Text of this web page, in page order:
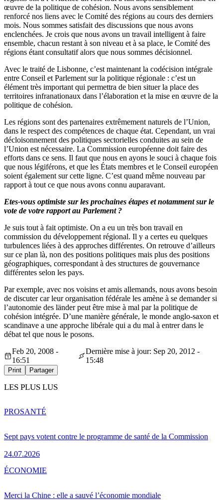
œuvre de la politique de cohésion. Nous avons sensiblement
renforcé nos liens avec le Comité des régions au cours des derniers
mois. Nous sommes satisfait des discussions que nous avons
enclenchées. Je crois que nous avons un travail intelligent à faire
ensemble, chacun restant à son niveau et à sa place, le Comité des
régions étant consultatif alors que nous sommes décisionnel.
Avec le traité de Lisbonne, c’est maintenant la codécision intégrale
entre Conseil et Parlement sur la politique régionale : c’est un
élément très important qui permettra de bien situer la place des
territoires infranationaux dans l’élaboration et la mise en œuvre de la
politique de cohésion.
Les régions sont des partenaires extrêmement naturels de l’Union,
dans le respect des compétences de chaque état. Cependant, un vrai
décloisonnement des politiques sectorielles conduites au sein de
l’Union est nécessaire. La Commission européenne doit faire des
efforts dans ce sens. Il faut que nous en ayons le souci à chaque fois
que nous légiférons, et que les États membres et le Conseil européen
soient également sur cette ligne. C’est quand même nouveau par
rapport à tout ce que nous avons connu auparavant.
Etes-vous optimiste sur les prochaines étapes et notamment sur le
vote de votre rapport au Parlement ?
Je suis tout à fait optimiste. On a eu un très bon travail en
commission du développement régional. Il y a certes eu quelques
turbulences liées à des approches différentes. On retrouve d’ailleurs
sur ce plan là, non des positions politiques mais plus des positions
géographiques, correspondant à des structures de gouvernance
différentes selon les pays.
Par exemple, avec nos voisins et amis allemands, nous avons besoin
de discuter car leur organisation fédérale les amène à se demander si
l’autonomie des länder peut être mise à mal par la politique de
cohésion intégrée. D’une manière générale, le monde anglo-saxon et
scandinave a une approche libérale qui a du mal à entrer dans le
débat tel que nous le posons.
Feb 20, 2008 -
16:51
Dernière mise à jour: Sep 20, 2012 -
15:48
Print Partager
LES PLUS LUS
Sept pays votent contre le programme de santé de la Commission
24.07.2026
PROSANTÉ
Merci la Chine : elle a sauvé l’économie mondiale
ÉCONOMIE